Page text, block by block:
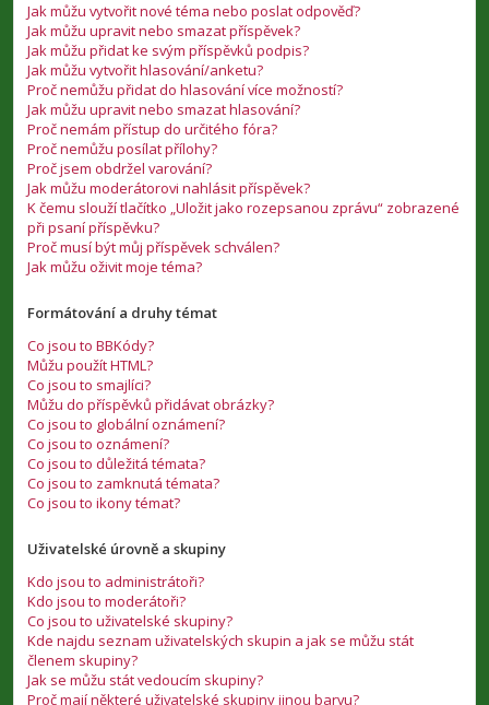
Jak můžu vytvořit nové téma nebo poslat odpověď?
Jak můžu upravit nebo smazat příspěvek?
Jak můžu přidat ke svým příspěvků podpis?
Jak můžu vytvořit hlasování/anketu?
Proč nemůžu přidat do hlasování více možností?
Jak můžu upravit nebo smazat hlasování?
Proč nemám přístup do určitého fóra?
Proč nemůžu posílat přílohy?
Proč jsem obdržel varování?
Jak můžu moderátorovi nahlásit příspěvek?
K čemu slouží tlačítko „Uložit jako rozepsanou zprávu“ zobrazené
při psaní příspěvku?
Proč musí být můj příspěvek schválen?
Jak můžu oživit moje téma?
Formátování a druhy témat
Co jsou to BBKódy?
Můžu použít HTML?
Co jsou to smajlíci?
Můžu do příspěvků přidávat obrázky?
Co jsou to globální oznámení?
Co jsou to oznámení?
Co jsou to důležitá témata?
Co jsou to zamknutá témata?
Co jsou to ikony témat?
Uživatelské úrovně a skupiny
Kdo jsou to administrátoři?
Kdo jsou to moderátoři?
Co jsou to uživatelské skupiny?
Kde najdu seznam uživatelských skupin a jak se můžu stát
členem skupiny?
Jak se můžu stát vedoucím skupiny?
Proč mají některé uživatelské skupiny jinou barvu?